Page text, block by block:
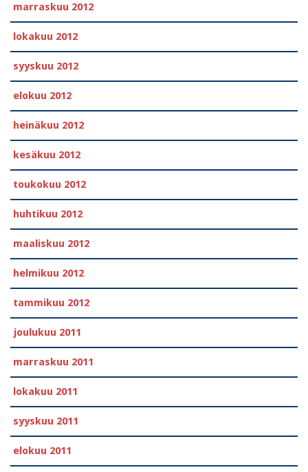
marraskuu 2012
lokakuu 2012
syyskuu 2012
elokuu 2012
heinäkuu 2012
kesäkuu 2012
toukokuu 2012
huhtikuu 2012
maaliskuu 2012
helmikuu 2012
tammikuu 2012
joulukuu 2011
marraskuu 2011
lokakuu 2011
syyskuu 2011
elokuu 2011